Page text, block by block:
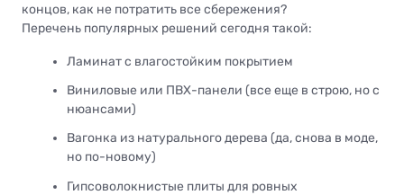
концов, как не потратить все сбережения?
Перечень популярных решений сегодня такой:
Ламинат с влагостойким покрытием
Виниловые или ПВХ-панели (все еще в строю, но с
нюансами)
Вагонка из натурального дерева (да, снова в моде,
но по-новому)
Гипсоволокнистые плиты для ровных